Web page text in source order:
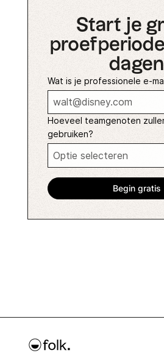
Start je
proefperiode
dagen
Wat is je professionele e-
Hoeveel teamgenoten
gebruiken?